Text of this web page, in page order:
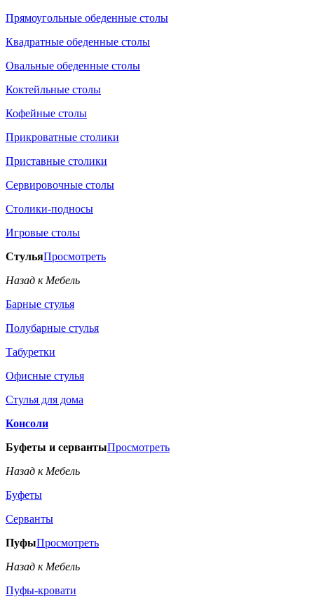
Прямоугольные обеденные столы
Квадратные обеденные столы
Овальные обеденные столы
Коктейльные столы
Кофейные столы
Прикроватные столики
Приставные столики
Сервировочные столы
Столики-подносы
Игровые столы
СтульяПросмотреть
Назад к Мебель
Барные стулья
Полубарные стулья
Табуретки
Офисные стулья
Стулья для дома
Консоли
Буфеты и сервантыПросмотреть
Назад к Мебель
Буфеты
Серванты
ПуфыПросмотреть
Назад к Мебель
Пуфы-кровати